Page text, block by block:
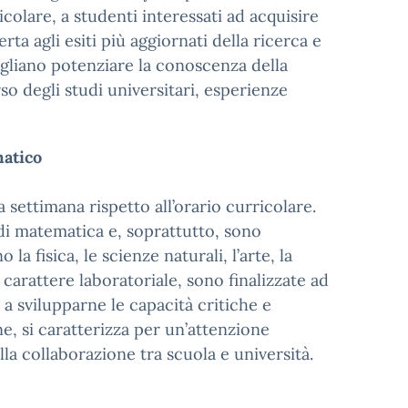
a studenti interessati ad acquisire
agli esiti più aggiornati della ricerca e
potenziare la conoscenza della
degli studi universitari, esperienze
settimana rispetto all’orario curricolare.
matematica e, soprattutto, sono
fisica, le scienze naturali, l’arte, la
laboratoriale, sono finalizzate ad
svilupparne le capacità critiche e
si caratterizza per un’attenzione
collaborazione tra scuola e università.